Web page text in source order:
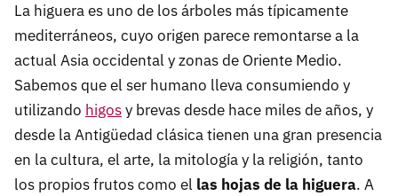
La higuera es uno de los árboles más típicamente
mediterráneos, cuyo origen parece remontarse a la
actual Asia occidental y zonas de Oriente Medio.
Sabemos que el ser humano lleva consumiendo y
utilizando higosy brevas desde hace miles de años, y
desde la Antigüedad clásica tienen una gran presencia
en la cultura, el arte, la mitología y la religión, tanto
los propios frutos como el las hojas de la higuera. A